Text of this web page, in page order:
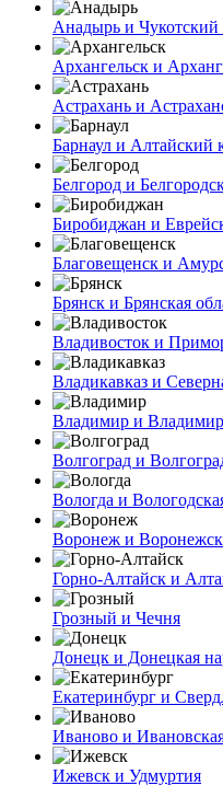
Анадырь и
Архангельск и
Астрахань и
Барнаул и Алтайский
Белгород и
Биробиджан и
Благовещенск и
Брянск и Брянская
Владивосток и
Владикавказ и
Владимир и
Волгоград и
Вологда и
Воронеж и
Горно-Алтайск и
Грозный и Чечня
Донецк и Донецкая
Екатеринбург и
Иваново и
Ижевск и Удмуртия